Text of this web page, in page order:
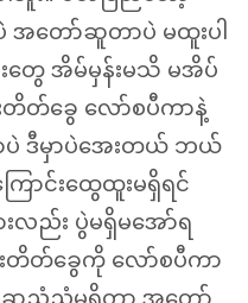
အတော်ဆူတာပဲ မထူးပါ
တွေ အိမ်မှန်းမသိ မအိပ်
တိတ်ခွေ လော်စပီကာနဲ့
ဒီမှာပဲအေးတယ် ဘယ်
ာင်းထွေထူးမရှိရင်
လည်း ပွဲမရှိမအော်ရ
းတိတ်ခွေကို လော်စပီကာ